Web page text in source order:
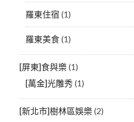
羅東住宿 (1)
羅東美食(1)
[屏東]食與樂(1)
[萬金]光雕秀(1)
[新北市]樹林區娛樂(2)